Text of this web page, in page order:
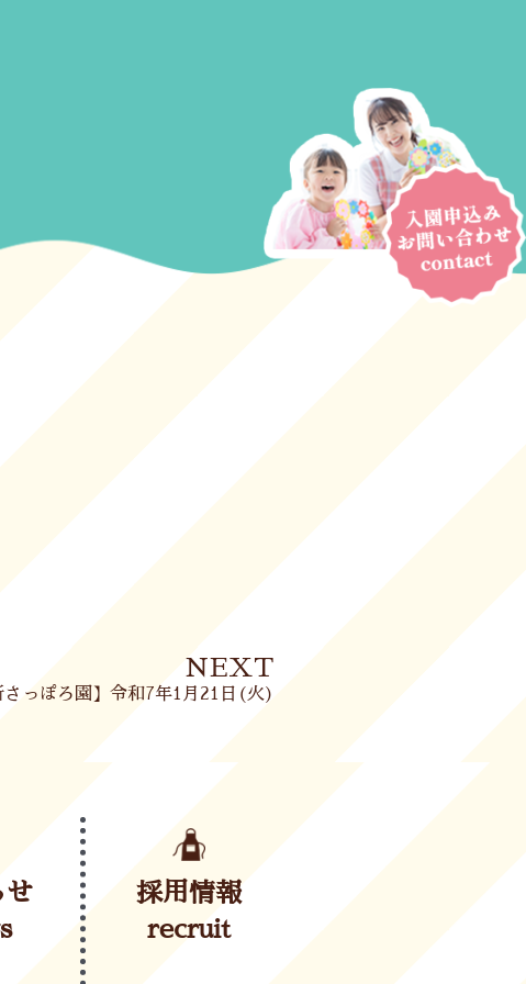
NEXT
さっぽろ園】令和7年1月21日(火)
せ
採用情報
recruit